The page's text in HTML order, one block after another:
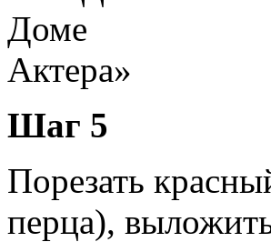
Шаг 5
Порезать
перца),